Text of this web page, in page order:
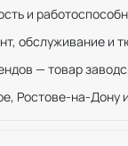
и
обслуживание и
— товар
Ростове-на-Дону